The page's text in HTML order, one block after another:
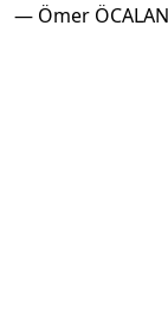
— Ömer